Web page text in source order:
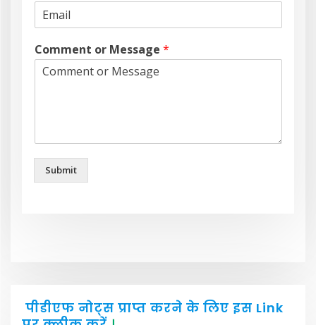
Comment or Message *
Submit
पीडीएफ नोट्स प्राप्त करने के लिए इस Link